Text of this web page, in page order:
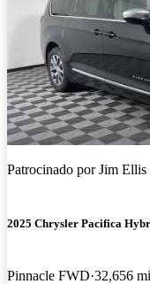
Patrocinado porJim Ellis
2025 Chrysler Pacifica
Pinnacle FWD 32,656